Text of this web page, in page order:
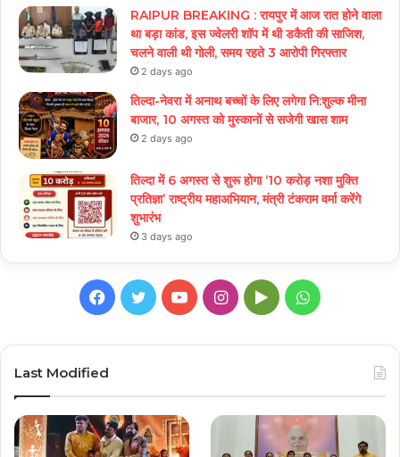
RAIPUR BREAKING : रायपुर में आज रात होने वाला
था बड़ा कांड, इस ज्वेलरी शॉप में थी डकैती की साजिश,
चलने वाली थी गोली, समय रहते 3 आरोपी गिरफ्तार
2 days ago
तिल्दा-नेवरा में अनाथ बच्चों के लिए लगेगा नि:शुल्क मीना
बाजार, 10 अगस्त को मुस्कानों से सजेगी खास शाम
2 days ago
तिल्दा में 6 अगस्त से शुरू होगा ‘10 करोड़ नशा मुक्ति
प्रतिज्ञा’ राष्ट्रीय महाअभियान, मंत्री टंकराम वर्मा करेंगे
शुभारंभ
3 days ago
Facebook
TwitterYouTubeInstagram
GoogleWhatsApp
Last Modified